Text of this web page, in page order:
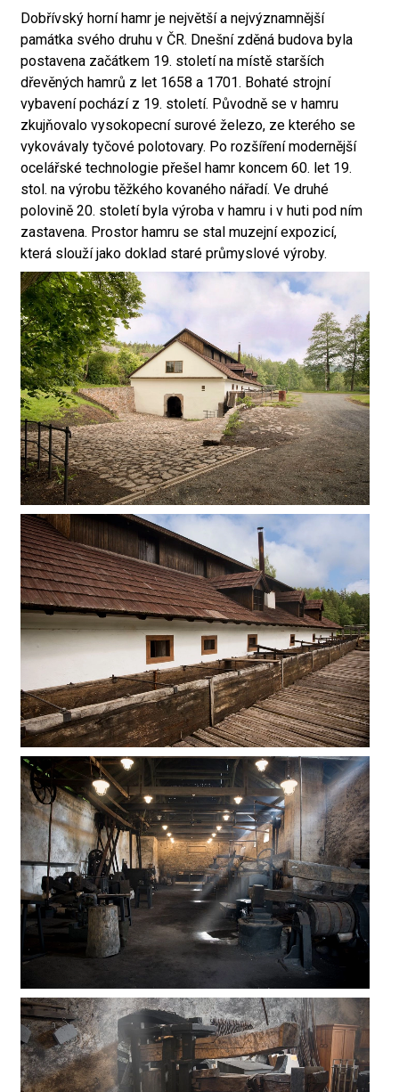
Dobřívský horní hamr je největší a nejvýznamnější
památka svého druhu v ČR. Dnešní zděná budova byla
postavena začátkem 19. století na místě starších
dřevěných hamrů z let 1658 a 1701. Bohaté strojní
vybavení pochází z 19. století. Původně se v hamru
zkujňovalo vysokopecní surové železo, ze kterého se
vykovávaly tyčové polotovary. Po rozšíření modernější
ocelářské technologie přešel hamr koncem 60. let 19.
stol. na výrobu těžkého kovaného nářadí. Ve druhé
polovině 20. století byla výroba v hamru i v huti pod ním
zastavena. Prostor hamru se stal muzejní expozicí,
která slouží jako doklad staré průmyslové výroby.